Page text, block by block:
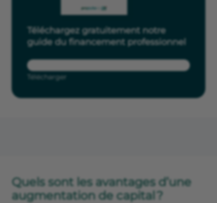
Téléchargez gratuitement notre
guide du financement professionnel
Télécharger
Quels sont les avantages d’une
augmentation de capital ?